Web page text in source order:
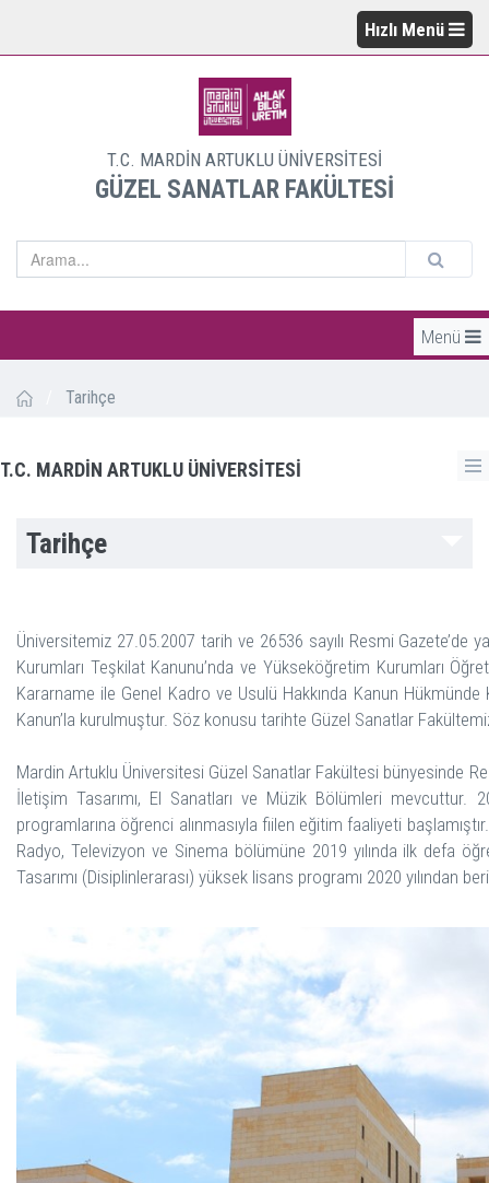
Hızlı Menü
T.C. MARDİN ARTUKLU ÜNİVERSİTESİ
GÜZEL SANATLAR FAKÜLTESİ
Menü
Tarihçe
T.C. MARDİN ARTUKLU ÜNİVERSİTESİ
Tarihçe
Üniversitemiz 27.05.2007 tarih ve 26536 sayılı Resmi Gazete’de
Kurumları Teşkilat Kanunu’nda ve Yükseköğretim Kurumları
Kararname ile Genel Kadro ve Usulü Hakkında Kanun Hükmünde
Kanun’la kurulmuştur. Söz konusu tarihte Güzel Sanatlar
Mardin Artuklu Üniversitesi Güzel Sanatlar Fakültesi bünyesinde
İletişim Tasarımı, El Sanatları ve Müzik Bölümleri mevcuttur.
programlarına öğrenci alınmasıyla fiilen eğitim faaliyeti
Radyo, Televizyon ve Sinema bölümüne 2019 yılında ilk defa
Tasarımı (Disiplinlerarası) yüksek lisans programı 2020 yılından